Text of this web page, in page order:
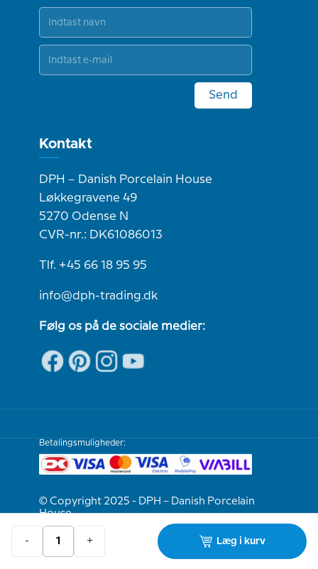
- + Læg i kurv
Send
Kontakt
DPH – Danish Porcelain House
Løkkegravene 49
5270 Odense N
CVR-nr.: DK61086013
Tlf. +45 66 18 95 95
info@dph-trading.dk
Følg os på de sociale medier:
Betalingsmuligheder:
© Copyright 2025 - DPH – Danish Porcelain
House